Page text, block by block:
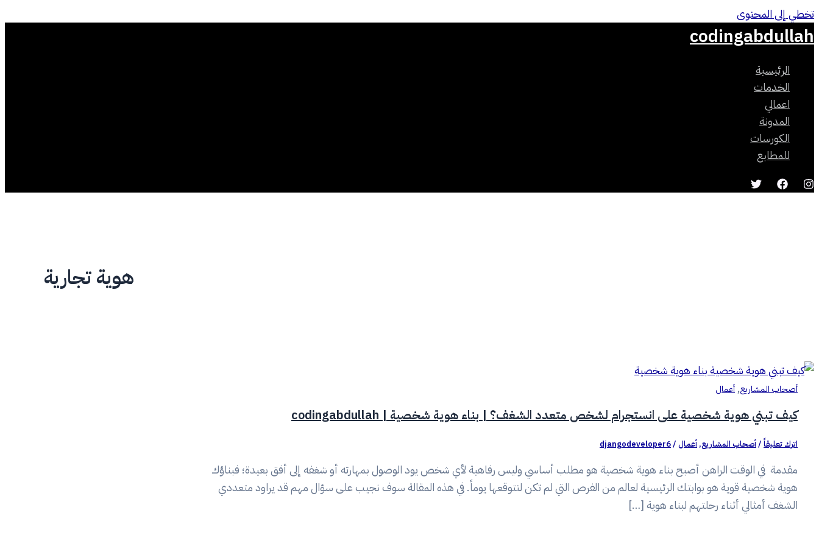
تخطي إلى المحتوى
codingabdullah
الرئيسية
الخدمات
اعمالي
المدونة
الكورسات
للمطابع
هوية تجارية
أصحاب المشاريع, أعمال
كيف تبني هوية شخصية على انستجرام لشخص متعدد الشغف؟ | بناء هوية شخصية | codingabdullah
اترك تعليقاً /أصحاب المشاريع, أعمال /
djangodeveloper6
مقدمة في الوقت الراهن أصبح بناء هوية شخصية هو مطلب أساسي وليس رفاهية لأي شخص يود الوصول بمهارته أو شغفه إلى أفق بعيدة؛ فبناؤك
هوية شخصية قوية هو بوابتك الرئيسية لعالم من الفرص التي لم تكن لتتوقعها يوماً. في هذه المقالة سوف نجيب على سؤال مهم قد يراود متعددي
الشغف أمثالي أثناء رحلتهم لبناء هوية […]